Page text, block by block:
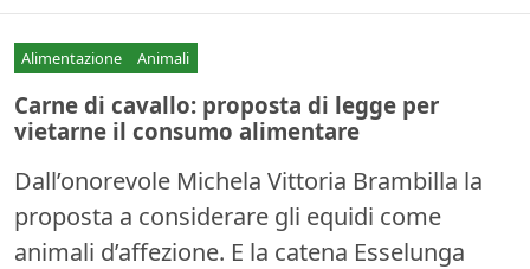
Alimentazione Animali
Carne di cavallo: proposta di legge per
vietarne il consumo alimentare
Dall’onorevole Michela Vittoria Brambilla la
proposta a considerare gli equidi come
animali d’affezione. E la catena Esselunga